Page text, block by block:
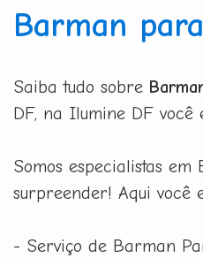
Barman
Saiba tudo sobre
DF, na Ilumine DF você
Somos especialistas
surpreender! Aqui você
- Serviço de Barman